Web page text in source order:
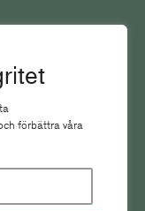
förbättra våra